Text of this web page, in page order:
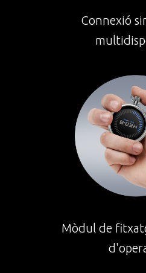
Connexió
Mòdul de